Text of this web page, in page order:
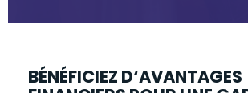
BÉNÉFICIEZ D‘AVANTAGES